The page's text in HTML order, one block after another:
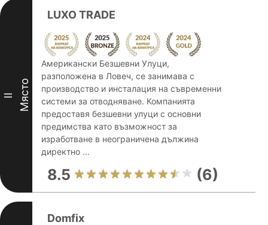
II Място
LUXO TRADE
Американски Безшевни Улуци,
разположена в Ловеч, се занимава с
производство и инсталация на съвременни
системи за отводняване. Компанията
предоставя безшевни улуци с основни
предимства като възможност за
изработване в неограничена дължина
директно ...
8.5 (6)
Domfix